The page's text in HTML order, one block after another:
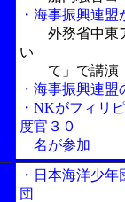
・海事振興連
外務省中東
い
て」で講演
・海事振興連
・NKがフィリ
度官３０
名が参加
・日本海洋少
団